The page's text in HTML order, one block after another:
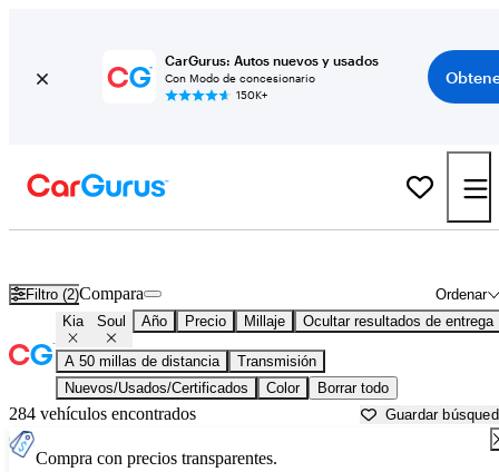
CarGurus: Autos nuevos y usados
Con Modo de concesionario
150K+
Filtro (2) Ordenar
Compara
Kia Soul Año Precio Millaje Ocultar resultados de entrega
A 50 millas de distancia
Transmisión
Nuevos/Usados/Certificados
Color Borrar todo
284 vehículos encontrados Guardar
Compra con precios transparentes.